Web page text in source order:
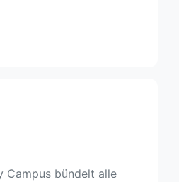
Campus bündelt alle